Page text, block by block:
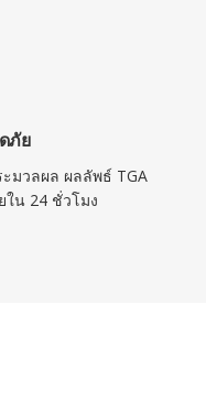
ภัย
มวลผล ผลลัพธ์ TGA
ใน 24 ชั่วโมง